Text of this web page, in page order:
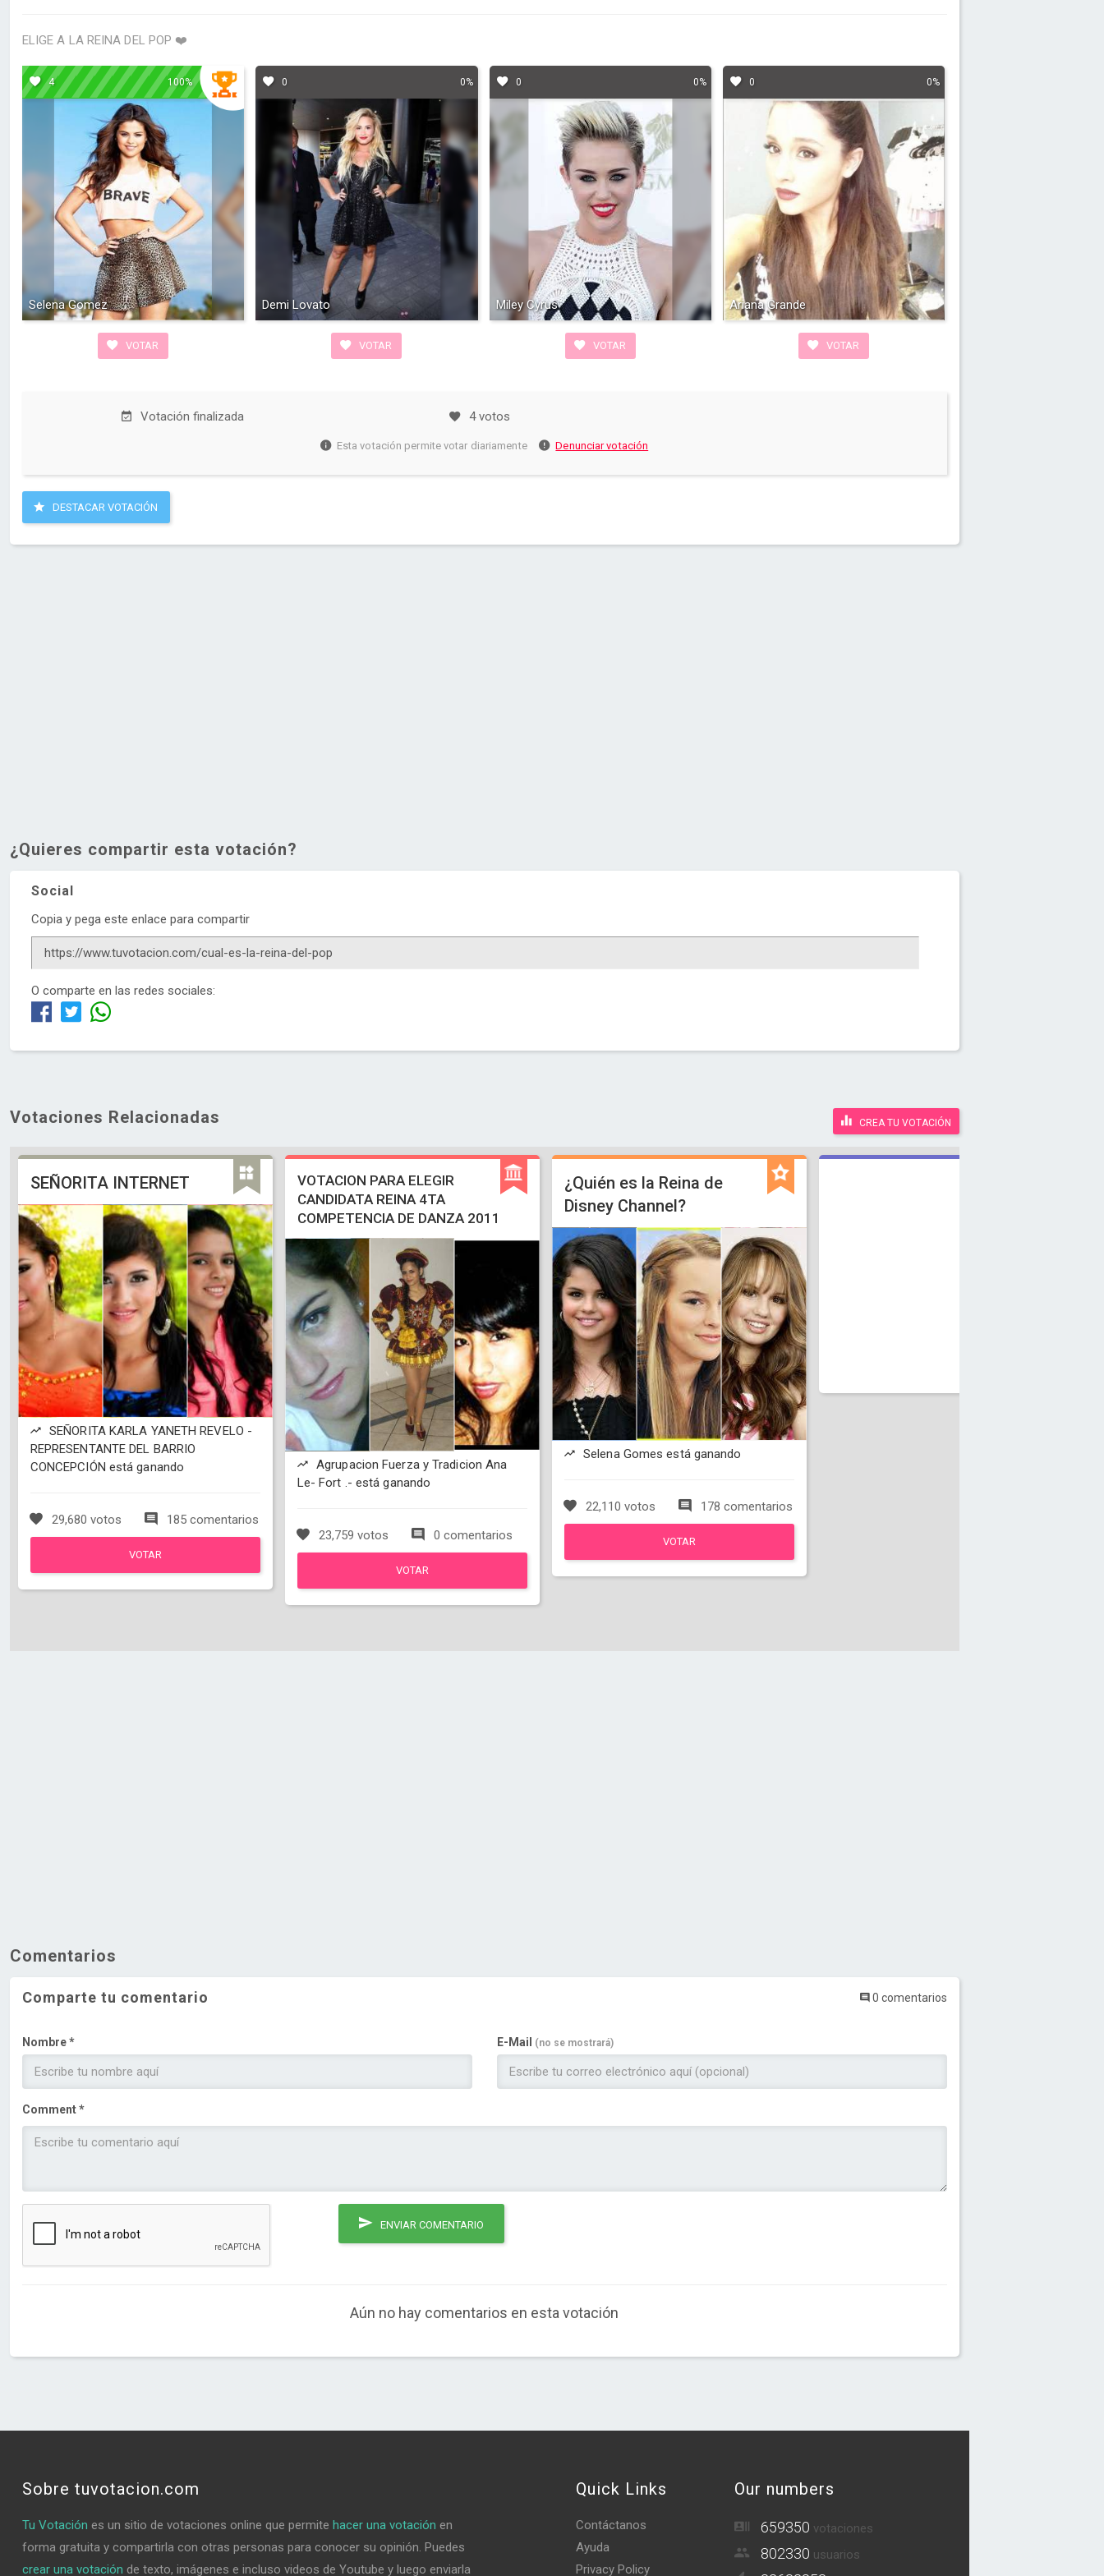
ELIGE A LA REINA DEL POP ❤️
4 100%
Selena Gomez
VOTAR
0 0%
Demi Lovato
VOTAR
0 0%
Miley Cyrus
VOTAR
0 0%
Ariana Grande
VOTAR
Votación finalizada 4 votos
Esta votación permite votar diariamente Denunciar votación
DESTACAR VOTACIÓN
¿Quieres compartir esta votación?
Social
Copia y pega este enlace para compartir
O comparte en las redes sociales:
Votaciones Relacionadas CREA TU VOTACIÓN
SEÑORITA INTERNET
SEÑORITA KARLA YANETH REVELO -
REPRESENTANTE DEL BARRIO
CONCEPCIÓN está ganando
29,680 votos 185 comentarios
VOTAR
VOTACION PARA ELEGIR
CANDIDATA REINA 4TA
COMPETENCIA DE DANZA 2011
Agrupacion Fuerza y Tradicion Ana
Le- Fort .- está ganando
23,759 votos 0 comentarios
VOTAR
¿Quién es la Reina de
Disney Channel?
Selena Gomes está ganando
22,110 votos 178 comentarios
VOTAR
Comentarios
Comparte tu comentario 0 comentarios
Nombre * E-Mail (no se mostrará)
Comment *
ENVIAR COMENTARIO
Aún no hay comentarios en esta votación
Sobre tuvotacion.com
Tu Votación es un sitio de votaciones online que permite hacer una votación en
forma gratuita y compartirla con otras personas para conocer su opinión. Puedes
crear una votación de texto, imágenes e incluso videos de Youtube y luego enviarla
Quick Links
Contáctanos
Ayuda
Privacy Policy
Our numbers
659350 votaciones
802330 usuarios